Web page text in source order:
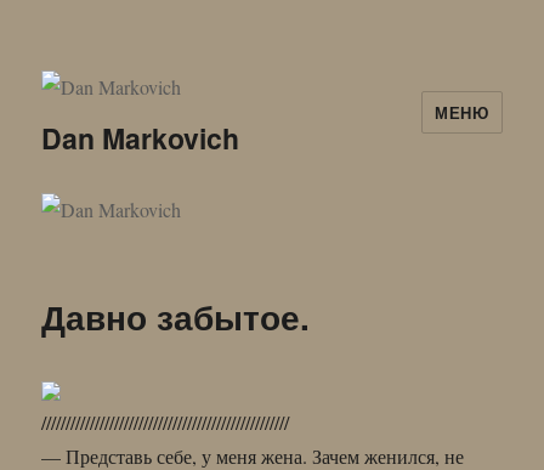
Dan Markovich
МЕНЮ
Давно забытое.
///////////////////////////////////////////////////
— Представь себе, у меня жена. Зачем женился, не